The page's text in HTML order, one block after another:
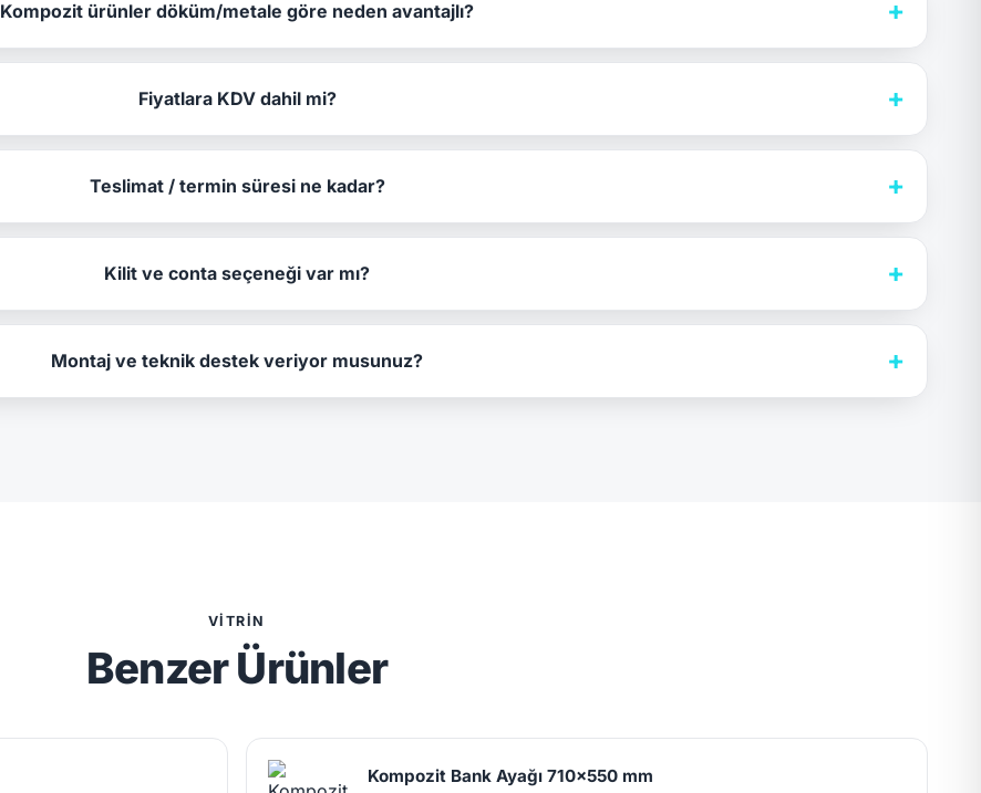
Kompozit ürünler döküm/metale göre neden avantajlı? +
Fiyatlara KDV dahil mi? +
Teslimat / termin süresi ne kadar? +
Kilit ve conta seçeneği var mı? +
Montaj ve teknik destek veriyor musunuz? +
VITRIN
Benzer Ürünler
Kompozit Bank Ayağı 710x550 mm